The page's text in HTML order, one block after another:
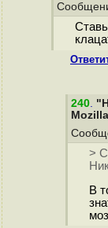
240.
>
В